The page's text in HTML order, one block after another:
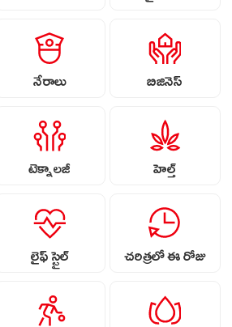
నేరాలు బిజినెస్
టెక్నాలజీ హెల్త్
లైఫ్ స్టైల్ చరిత్రలో ఈ రోజు